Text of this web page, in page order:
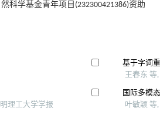
科学基金青年项目(232300421386)资助